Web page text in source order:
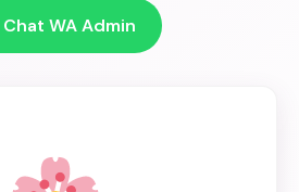
Chat WA Admin